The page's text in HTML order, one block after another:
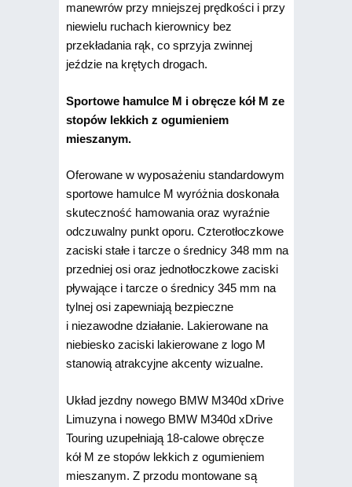
manewrów przy mniejszej prędkości i przy
niewielu ruchach kierownicy bez
przekładania rąk, co sprzyja zwinnej
jeździe na krętych drogach.
Sportowe hamulce M i obręcze kół M ze
stopów lekkich z ogumieniem
mieszanym.
Oferowane w wyposażeniu standardowym
sportowe hamulce M wyróżnia doskonała
skuteczność hamowania oraz wyraźnie
odczuwalny punkt oporu. Czterotłoczkowe
zaciski stałe i tarcze o średnicy 348 mm na
przedniej osi oraz jednotłoczkowe zaciski
pływające i tarcze o średnicy 345 mm na
tylnej osi zapewniają bezpieczne
i niezawodne działanie. Lakierowane na
niebiesko zaciski lakierowane z logo M
stanowią atrakcyjne akcenty wizualne.
Układ jezdny nowego BMW M340d xDrive
Limuzyna i nowego BMW M340d xDrive
Touring uzupełniają 18-calowe obręcze
kół M ze stopów lekkich z ogumieniem
mieszanym. Z przodu montowane są